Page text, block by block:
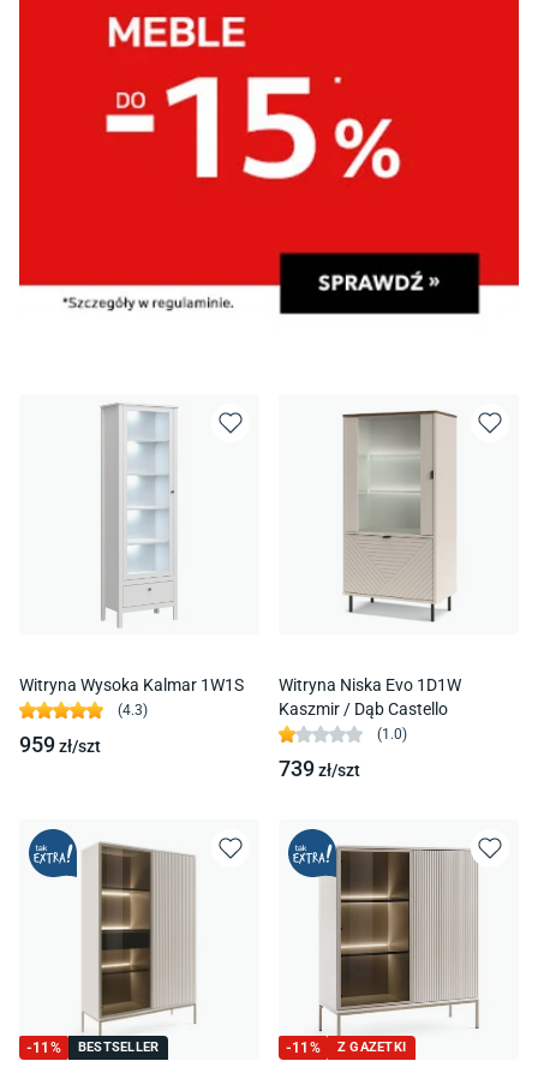
Witryna Wysoka Kalmar 1W1S
(4.3)
959zł/szt
Witryna Niska Evo 1D1W
Kaszmir / Dąb Castello
(1.0)
739zł/szt
-11 % BESTSELLER -11 % Z GAZETKI